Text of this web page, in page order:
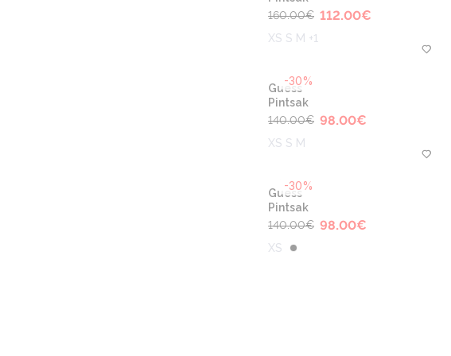
160.00€ 112.00€
XS S M +1
-30%
Guess
Pintsak
140.00€ 98.00€
XS S M
-30%
Guess
Pintsak
140.00€ 98.00€
XS